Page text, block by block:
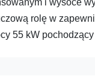
i wysoce
rolę w
55 kW pochodzący